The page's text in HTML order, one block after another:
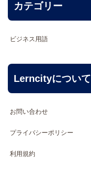
カテゴリー
ビジネス用語
Lerncityについて
お問い合わせ
プライバシーポリシー
利用規約